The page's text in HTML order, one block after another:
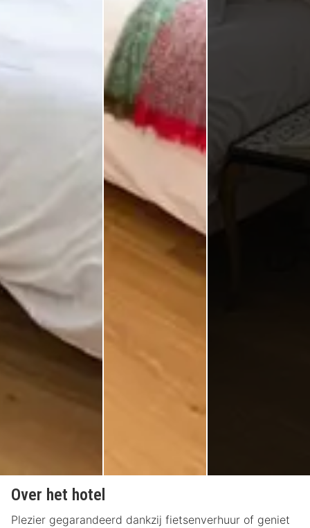
Over het hotel
Plezier gegarandeerd dankzij fietsenverhuur of geniet